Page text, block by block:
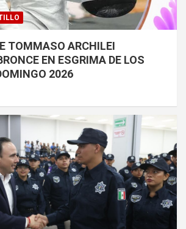
TOMMASO ARCHILEI
EN ESGRIMA DE LOS
2026